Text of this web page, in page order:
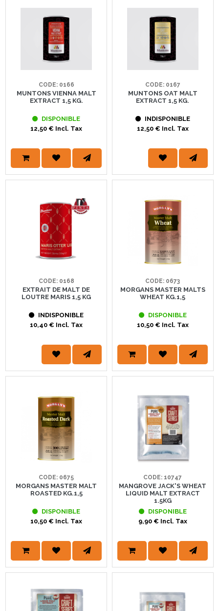
CODE: 0166
MUNTONS VIENNA MALT
EXTRACT 1,5 KG.
DISPONIBLE
12,50 € Incl. Tax
CODE: 0167
MUNTONS OAT MALT
EXTRACT 1,5 KG.
INDISPONIBLE
12,50 € Incl. Tax
CODE: 0168
EXTRAIT DE MALT DE
LOUTRE MARIS 1,5 KG
INDISPONIBLE
10,40 € Incl. Tax
CODE: 0673
MORGANS MASTER MALTS
WHEAT KG.1,5
DISPONIBLE
10,50 € Incl. Tax
CODE: 0675
MORGANS MASTER MALT
ROASTED KG.1,5
DISPONIBLE
10,50 € Incl. Tax
CODE: 10747
MANGROVE JACK'S WHEAT
LIQUID MALT EXTRACT
1.5KG
DISPONIBLE
9,90 € Incl. Tax